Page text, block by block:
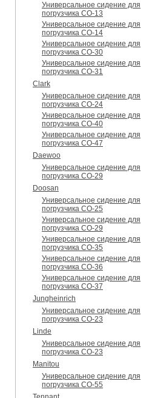
Универсальное сидение для
погрузчика CO-13
Универсальное сидение для
погрузчика CO-14
Универсальное сидение для
погрузчика CO-30
Универсальное сидение для
погрузчика CO-31
Clark
Универсальное сидение для
погрузчика CO-24
Универсальное сидение для
погрузчика CO-40
Универсальное сидение для
погрузчика CO-47
Daewoo
Универсальное сидение для
погрузчика CO-29
Doosan
Универсальное сидение для
погрузчика CO-25
Универсальное сидение для
погрузчика CO-29
Универсальное сидение для
погрузчика CO-35
Универсальное сидение для
погрузчика CO-36
Универсальное сидение для
погрузчика CO-37
Jungheinrich
Универсальное сидение для
погрузчика CO-23
Linde
Универсальное сидение для
погрузчика CO-23
Manitou
Универсальное сидение для
погрузчика CO-55